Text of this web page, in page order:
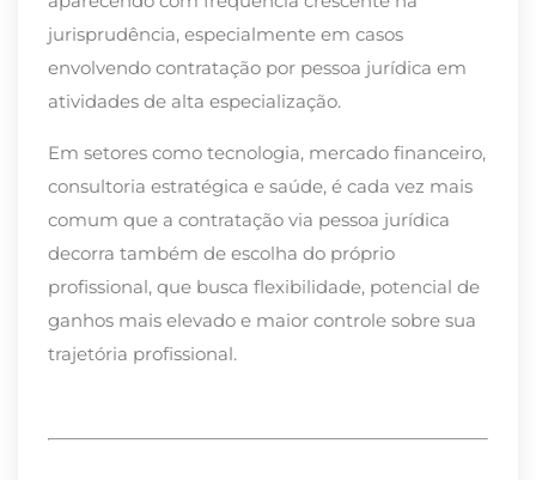
jurisprudência, especialmente em casos
envolvendo contratação por pessoa jurídica em
atividades de alta especialização.
Em setores como tecnologia, mercado financeiro,
consultoria estratégica e saúde, é cada vez mais
comum que a contratação via pessoa jurídica
decorra também de escolha do próprio
profissional, que busca flexibilidade, potencial de
ganhos mais elevado e maior controle sobre sua
trajetória profissional.